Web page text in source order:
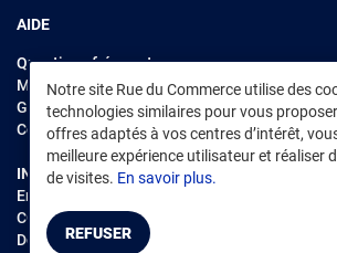
AIDE
Questions fréquentes
Modes de règlements
Garantie et retours
Contacter Rue du Commerce
INFORMATIONS LÉGALES
Environnement
CGV /CGU Marketplace
Données personnelles
Notre site Rue du Commerce utilise des
technologies similaires pour vous
offres adaptés à vos centres d’intérêt,
meilleure expérience utilisateur et réaliser
de visites. En savoir plus.
REFUSER